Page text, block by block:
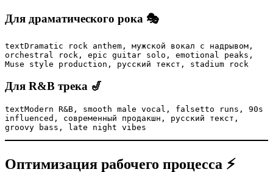
Для драматического рока 🎭
textDramatic rock anthem, мужской вокал с надрывом,
orchestral rock, epic guitar solo, emotional peaks,
Muse style production, русский текст, stadium rock
Для R&B трека 🎷
textModern R&B, smooth male vocal, falsetto runs, 90s
influenced, современный продакшн, русский текст,
groovy bass, late night vibes
Оптимизация рабочего процесса ⚡